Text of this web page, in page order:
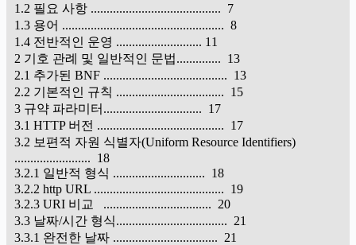
1.2 필요 사항 ......................................... 7
1.3 용어 ................................................... 8
1.4 전반적인 운영 ........................... 11
2 기호 관례 및 일반적인 문법.............. 13
2.1 추가된 BNF ....................................... 13
2.2 기본적인 규칙 .................................. 15
3 규약 파라미터............................... 17
3.1 HTTP 버전 ........................................ 17
3.2 보편적 자원 식별자(Uniform Resource Identifiers)
........................ 18
3.2.1 일반적 형식 ............................. 18
3.2.2 http URL ......................................... 19
3.2.3 URI 비교 .................................. 20
3.3 날짜/시간 형식................................... 21
3.3.1 완전한 날짜 ................................. 21